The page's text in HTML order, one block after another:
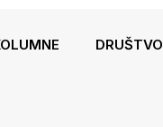
DRUŠTVO